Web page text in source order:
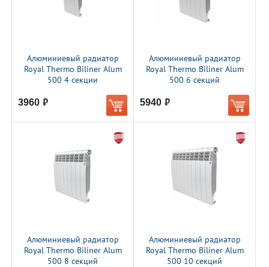
Алюминиевый радиатор
Royal Thermo Biliner Alum
500 4 секции
3960 руб.
Алюминиевый радиатор
Royal Thermo Biliner Alum
500 6 секций
5940 руб.
Алюминиевый радиатор
Royal Thermo Biliner Alum
500 8 секций
Алюминиевый радиатор
Royal Thermo Biliner Alum
500 10 секций